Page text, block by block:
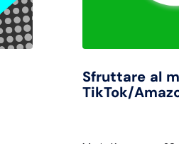
Sfruttare al
TikTok/